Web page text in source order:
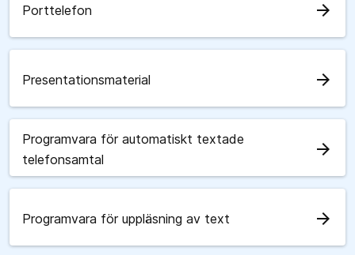
Porttelefon arrow_forward
Presentationsmaterial arrow_forward
Programvara för automatiskt textade
telefonsamtal
arrow_forward
Programvara för uppläsning av text arrow_forward